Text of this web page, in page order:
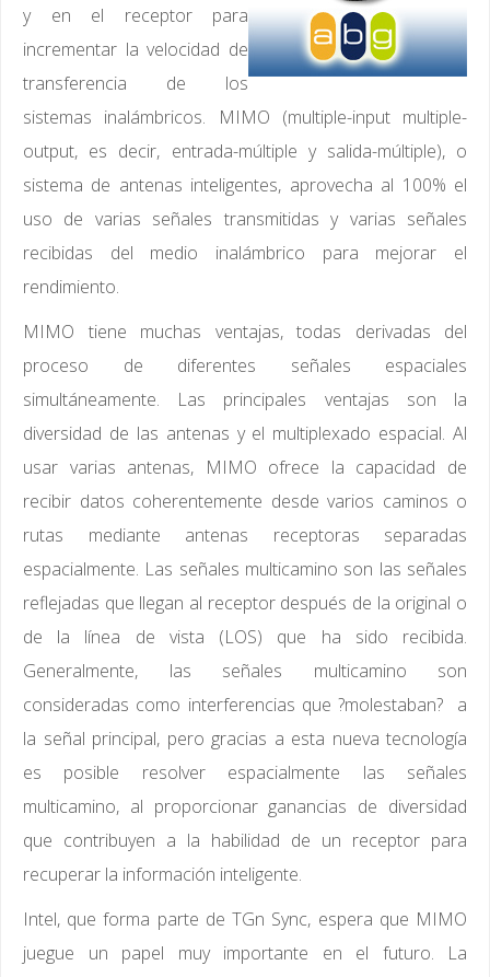
y en el receptor para
incrementar la velocidad de
transferencia de los
sistemas inalámbricos. MIMO (multiple-input multiple-
output, es decir, entrada-múltiple y salida-múltiple), o
sistema de antenas inteligentes, aprovecha al 100% el
uso de varias señales transmitidas y varias señales
recibidas del medio inalámbrico para mejorar el
rendimiento.
MIMO tiene muchas ventajas, todas derivadas del
proceso de diferentes señales espaciales
simultáneamente. Las principales ventajas son la
diversidad de las antenas y el multiplexado espacial. Al
usar varias antenas, MIMO ofrece la capacidad de
recibir datos coherentemente desde varios caminos o
rutas mediante antenas receptoras separadas
espacialmente. Las señales multicamino son las señales
reflejadas que llegan al receptor después de la original o
de la línea de vista (LOS) que ha sido recibida.
Generalmente, las señales multicamino son
consideradas como interferencias que ?molestaban? a
la señal principal, pero gracias a esta nueva tecnología
es posible resolver espacialmente las señales
multicamino, al proporcionar ganancias de diversidad
que contribuyen a la habilidad de un receptor para
recuperar la información inteligente.
Intel, que forma parte de TGn Sync, espera que MIMO
juegue un papel muy importante en el futuro. La